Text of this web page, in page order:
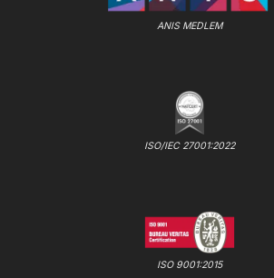
ANIS MEDLEM
ISO/IEC 27001:2022
ISO 9001:2015